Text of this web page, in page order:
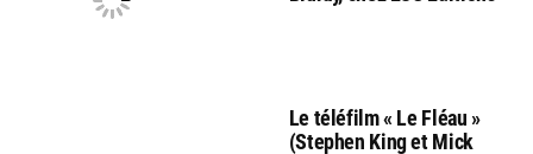
Le téléfilm « Le Fléau »
(Stephen King et Mick